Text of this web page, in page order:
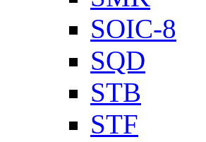
SOIC-8
SQD
STB
STF